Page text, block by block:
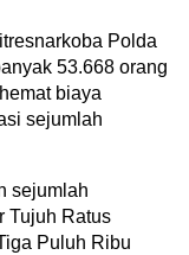
Polda
53.668 orang
biaya
sejumlah
sejumlah
Tujuh Ratus
Puluh Ribu